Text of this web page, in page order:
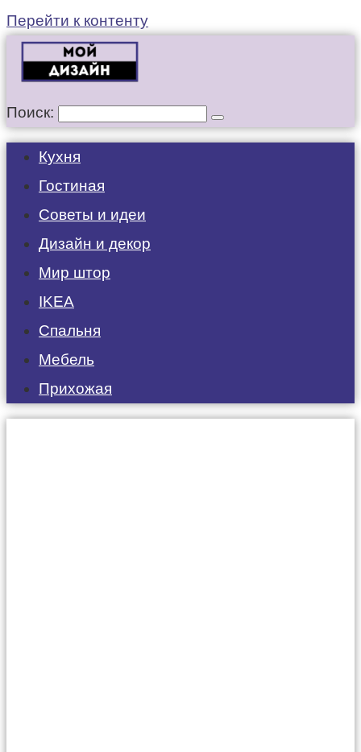
Перейти к контенту
Поиск:
Кухня
Гостиная
Советы и идеи
Дизайн и декор
Мир штор
IKEA
Спальня
Мебель
Прихожая